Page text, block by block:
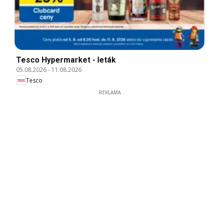
Tesco Hypermarket - leták
05.08.2026- 11.08.2026
Tesco
REKLAMA